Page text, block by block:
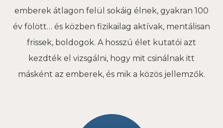
emberek átlagon felül sokáig élnek, gyakran 100
év fölött… és közben fizikailag aktívak, mentálisan
frissek, boldogok. A hosszú élet kutatói azt
kezdték el vizsgálni, hogy mit csinálnak itt
másként az emberek, és mik a közös jellemzők.